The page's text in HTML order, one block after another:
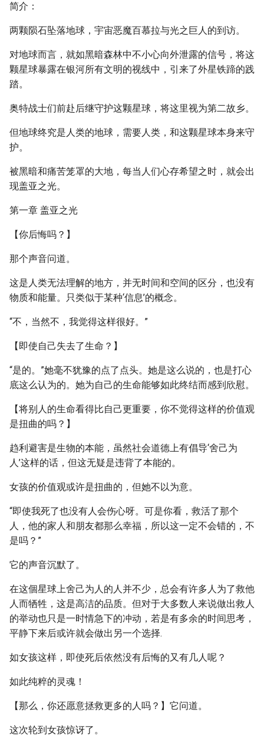
简介：
两颗陨石坠落地球，宇宙恶魔百慕拉与光之巨人的到访。
对地球而言，就如黑暗森林中不小心向外泄露的信号，将这
颗星球暴露在银河所有文明的视线中，引来了外星铁蹄的践
踏。
奥特战士们前赴后继守护这颗星球，将这里视为第二故乡。
但地球终究是人类的地球，需要人类，和这颗星球本身来守
护。
被黑暗和痛苦笼罩的大地，每当人们心存希望之时，就会出
现盖亚之光。
第一章 盖亚之光
【你后悔吗？】
那个声音问道。
这是人类无法理解的地方，并无时间和空间的区分，也没有
物质和能量。只类似于某种‘信息’的概念。
“不，当然不，我觉得这样很好。”
【即使自己失去了生命？】
“是的。”她毫不犹豫的点了点头。她是这么说的，也是打心
底这么认为的。她为自己的生命能够如此终结而感到欣慰。
【将别人的生命看得比自己更重要，你不觉得这样的价值观
是扭曲的吗？】
趋利避害是生物的本能，虽然社会道德上有倡导‘舍己为
人’这样的话，但这无疑是违背了本能的。
女孩的价值观或许是扭曲的，但她不以为意。
“即使我死了也没有人会伤心呀。可是你看，救活了那个
人，他的家人和朋友都那么幸福，所以这一定不会错的，不
是吗？”
它的声音沉默了。
在这個星球上舍己为人的人并不少，总会有许多人为了救他
人而牺牲，这是高洁的品质。但对于大多数人来说做出救人
的举动也只是一时情急下的冲动，若是有多余的时间思考，
平静下来后或许就会做出另一个选择.
如女孩这样，即使死后依然没有后悔的又有几人呢？
如此纯粹的灵魂！
【那么，你还愿意拯救更多的人吗？】它问道。
这次轮到女孩惊讶了。